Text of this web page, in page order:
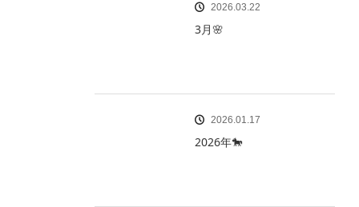
2026.03.22
3月🌸
2026.01.17
2026年🐎